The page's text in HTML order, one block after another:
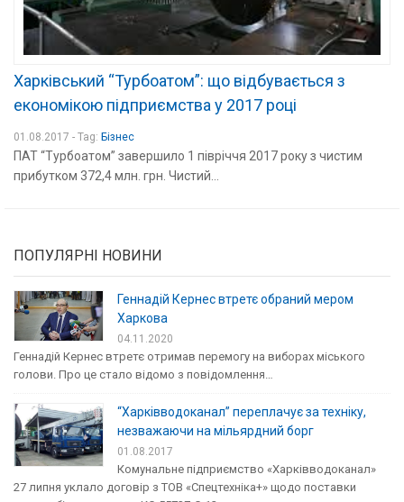
Харківський “Турбоатом”: що відбувається з
економікою підприємства у 2017 році
01.08.2017 - Tag: Бізнес
ПАТ “Турбоатом” завершило 1 півріччя 2017 року з чистим
прибутком 372,4 млн. грн. Чистий...
ПОПУЛЯРНІ НОВИНИ
Геннадій Кернес втретє обраний мером
Харкова
04.11.2020
Геннадій Кернес втретє отримав перемогу на виборах міського
голови. Про це стало відомо з повідомлення…
“Харківводоканал” переплачує за техніку,
незважаючи на мільярдний борг
01.08.2017
Комунальне підприємство «Харківводоканал»
27 липня уклало договір з ТОВ «Спецтехніка+» щодо поставки